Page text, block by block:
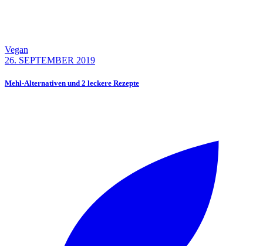
Vegan
26. SEPTEMBER 2019
Mehl-Alternativen und 2 leckere Rezepte